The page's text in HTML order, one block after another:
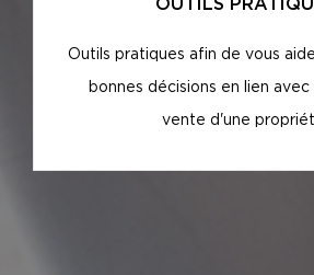
OUTILS
Outils pratiques afin de vous
bonnes décisions en lien avec
vente d'une